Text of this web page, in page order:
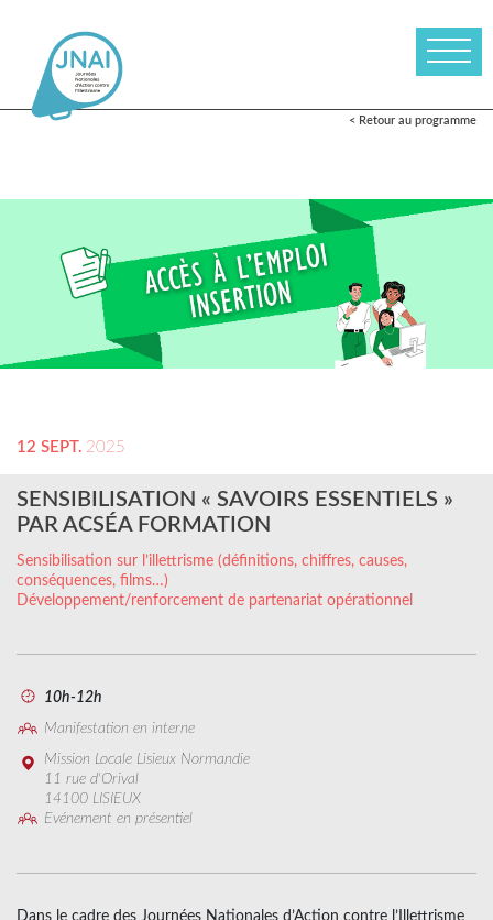
< Retour au programme
12 SEPT. 2025
SENSIBILISATION « SAVOIRS ESSENTIELS »
PAR ACSÉA FORMATION
Sensibilisation sur l’illettrisme (définitions, chiffres, causes,
conséquences, films…)
Développement/renforcement de partenariat opérationnel
10h-12h
Manifestation en interne
Mission Locale Lisieux Normandie
11 rue d'Orival
14100 LISIEUX
Evénement en présentiel
Dans le cadre des Journées Nationales d’Action contre l’Illettrisme